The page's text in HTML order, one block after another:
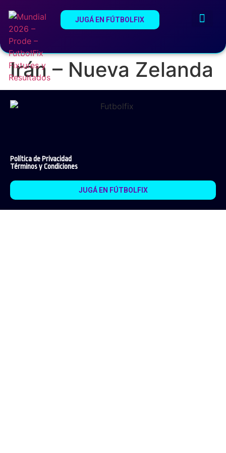
JUGÁ EN FÚTBOLFIX
Irán – Nueva Zelanda
Política de Privacidad
Términos y Condiciones
JUGÁ EN FÚTBOLFIX